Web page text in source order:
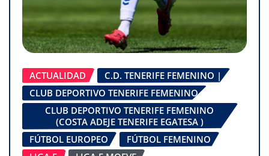
ACTUALIDAD
C.D. TENERIFE FEMENINO |
CLUB DEPORTIVO TENERIFE FEMENINO
CLUB DEPORTIVO TENERIFE FEMENINO
(COSTA ADEJE TENERIFE EGATESA )
FÚTBOL EUROPEO
FÚTBOL FEMENINO